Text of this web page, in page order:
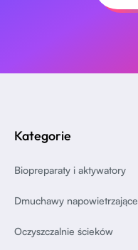
Kategorie
Biopreparaty i aktywatory
Dmuchawy napowietrzające
Oczyszczalnie ścieków